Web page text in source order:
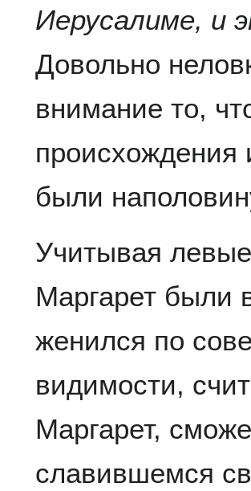
Иерусалиме, и
Довольно
внимание то,
происхождения
были
Учитывая
Маргарет были
женился по
видимости,
Маргарет,
славившемся